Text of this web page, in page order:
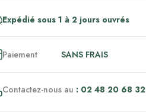
Expédié sous 1 à 2 jours ouvrés
Paiement SANS FRAIS
Contactez-nous au : 02 48 20 68 32